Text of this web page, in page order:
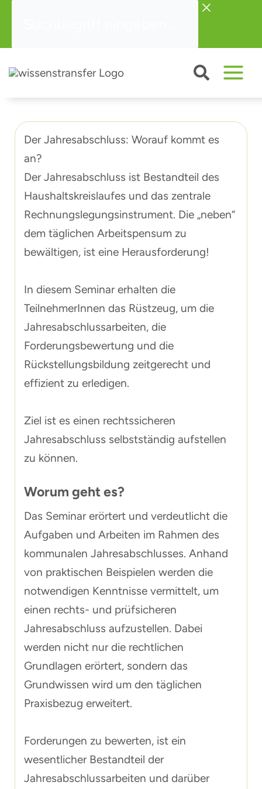
springen
Der Jahresabschluss: Worauf kommt es
an?
Der Jahresabschluss ist Bestandteil des
Haushaltskreislaufes und das zentrale
Rechnungslegungsinstrument. Die „neben“
dem täglichen Arbeitspensum zu
bewältigen, ist eine Herausforderung!
In diesem Seminar erhalten die
TeilnehmerInnen das Rüstzeug, um die
Jahresabschlussarbeiten, die
Forderungsbewertung und die
Rückstellungsbildung zeitgerecht und
effizient zu erledigen.
Ziel ist es einen rechtssicheren
Jahresabschluss selbstständig aufstellen
zu können.
Worum geht es?
Das Seminar erörtert und verdeutlicht die
Aufgaben und Arbeiten im Rahmen des
kommunalen Jahresabschlusses. Anhand
von praktischen Beispielen werden die
notwendigen Kenntnisse vermittelt, um
einen rechts- und prüfsicheren
Jahresabschluss aufzustellen. Dabei
werden nicht nur die rechtlichen
Grundlagen erörtert, sondern das
Grundwissen wird um den täglichen
Praxisbezug erweitert.
Forderungen zu bewerten, ist ein
wesentlicher Bestandteil der
Jahresabschlussarbeiten und darüber